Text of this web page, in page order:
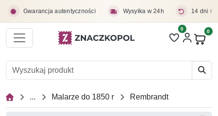
Gwarancja autentyczności Wysyłka w 24h 14 dni
Liczba pozycji
0 0
... Malarze do 1850 r Rembrandt